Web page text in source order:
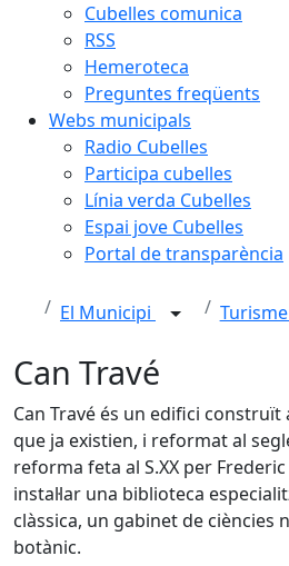
Cubelles comunica
RSS
Hemeroteca
Preguntes freqüents
Webs municipals
Radio Cubelles
Participa cubelles
Línia verda Cubelles
Espai jove Cubelles
Portal de transparència
El Municipi Turisme
Can Travé
Can Travé és un edifici
que ja existien, i reformat al
reforma feta al S.XX per
instal·lar una biblioteca
clàssica, un gabinet de ciències
botànic.